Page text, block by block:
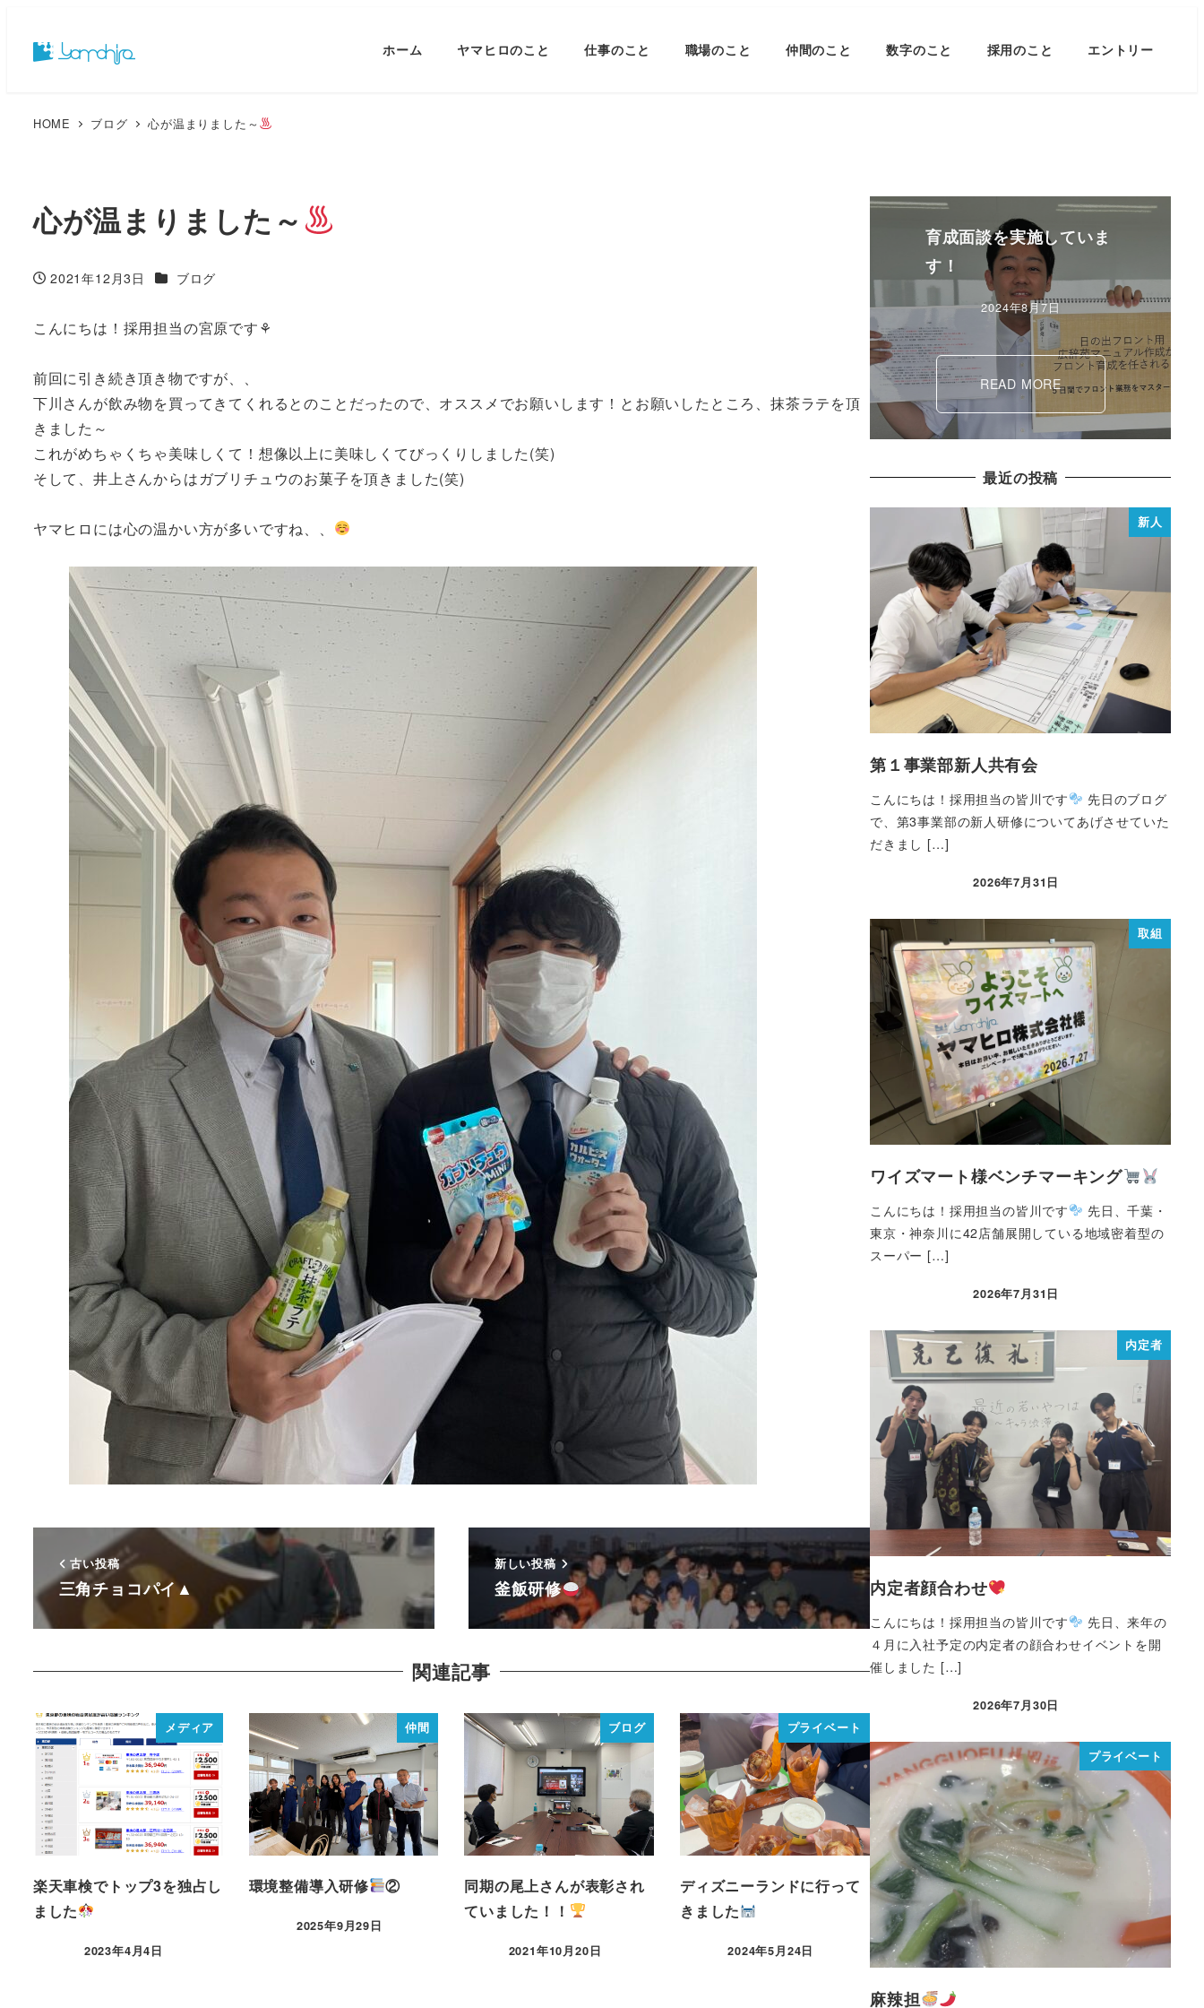
ホーム ヤマヒロのこと 仕事のこと 職場のこと 仲間のこと 数字のこと 採用のこと エントリー
HOME ブログ 心が温まりました～
心が温まりました～
投稿日
2021年12月3日 カテゴリー
ブログ
こんにちは！採用担当の宮原です⚘
前回に引き続き頂き物ですが、、
下川さんが飲み物を買ってきてくれるとのことだったので、オススメでお願いします！とお願いしたところ、抹茶ラテを頂
きました～
これがめちゃくちゃ美味しくて！想像以上に美味しくてびっくりしました(笑)
そして、井上さんからはガブリチュウのお菓子を頂きました(笑)
ヤマヒロには心の温かい方が多いですね、、
古い投稿
三角チョコパイ▲
新しい投稿
釜飯研修
関連記事
メディア
楽天車検でトップ3を独占し
ました
2023年4月4日
仲間
環境整備導入研修 ②
2025年9月29日
ブログ
同期の尾上さんが表彰され
ていました！！
2021年10月20日
プライベート
ディズニーランドに行って
きました
2024年5月24日
育成面談を実施していま
す！
2024年8月7日
READ MORE
最近の投稿
新人
第１事業部新人共有会
こんにちは！採用担当の皆川です
先日のブログ
で、第3事業部の新人研修についてあげさせていた
だきまし […]
2026年7月31日
取組
ワイズマート様ベンチマーキング
こんにちは！採用担当の皆川です
先日、千葉・
東京・神奈川に42店舗展開している地域密着型の
スーパー […]
2026年7月31日
内定者
内定者顔合わせ
こんにちは！採用担当の皆川です
先日、来年の
４月に入社予定の内定者の顔合わせイベントを開
催しました […]
2026年7月30日
プライベート
麻辣担